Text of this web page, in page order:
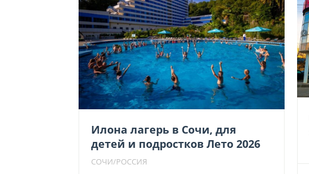
Илона лагерь в Сочи, для
детей и подростков Лето 2026
СОЧИ/РОССИЯ